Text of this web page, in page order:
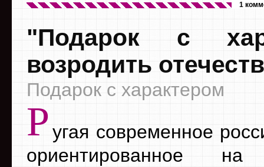
1
"Подарок с
возродить
Подарок с характером
Ругая современное
ориентированное на